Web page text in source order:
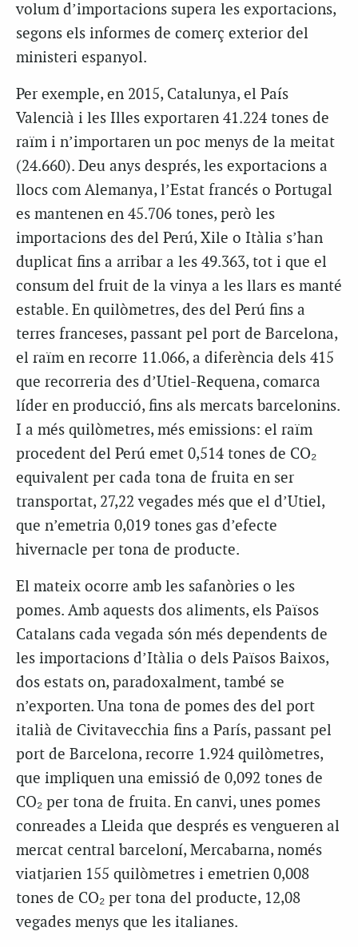
volum d’importacions supera les exportacions,
segons els informes de comerç exterior del
ministeri espanyol.
Per exemple, en 2015, Catalunya, el País
Valencià i les Illes exportaren 41.224 tones de
raïm i n’importaren un poc menys de la meitat
(24.660). Deu anys després, les exportacions a
llocs com Alemanya, l’Estat francés o Portugal
es mantenen en 45.706 tones, però les
importacions des del Perú, Xile o Itàlia s’han
duplicat fins a arribar a les 49.363, tot i que el
consum del fruit de la vinya a les llars es manté
estable. En quilòmetres, des del Perú fins a
terres franceses, passant pel port de Barcelona,
el raïm en recorre 11.066, a diferència dels 415
que recorreria des d’Utiel-Requena, comarca
líder en producció, fins als mercats barcelonins.
I a més quilòmetres, més emissions: el raïm
procedent del Perú emet 0,514 tones de CO₂
equivalent per cada tona de fruita en ser
transportat, 27,22 vegades més que el d’Utiel,
que n’emetria 0,019 tones gas d’efecte
hivernacle per tona de producte.
El mateix ocorre amb les safanòries o les
pomes. Amb aquests dos aliments, els Països
Catalans cada vegada són més dependents de
les importacions d’Itàlia o dels Països Baixos,
dos estats on, paradoxalment, també se
n’exporten. Una tona de pomes des del port
italià de Civitavecchia fins a París, passant pel
port de Barcelona, recorre 1.924 quilòmetres,
que impliquen una emissió de 0,092 tones de
CO₂ per tona de fruita. En canvi, unes pomes
conreades a Lleida que després es vengueren al
mercat central barceloní, Mercabarna, només
viatjarien 155 quilòmetres i emetrien 0,008
tones de CO₂ per tona del producte, 12,08
vegades menys que les italianes.